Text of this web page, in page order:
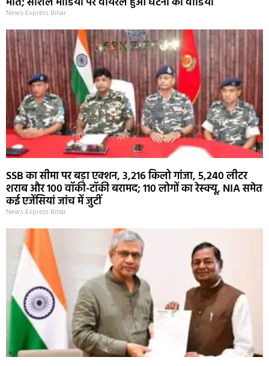
News Express Bihar
SSB का सीमा पर बड़ा एक्शन, 3,216 किलो गांजा, 5,240 लीटर
शराब और 100 वॉकी-टॉकी बरामद; 110 लोगों का रेस्क्यू, NIA समेत
कई एजेंसियां जांच में जुटीं
News Express Bihar